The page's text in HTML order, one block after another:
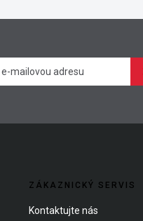
ZÁKAZNICKÝ SERVIS
Kontaktujte nás